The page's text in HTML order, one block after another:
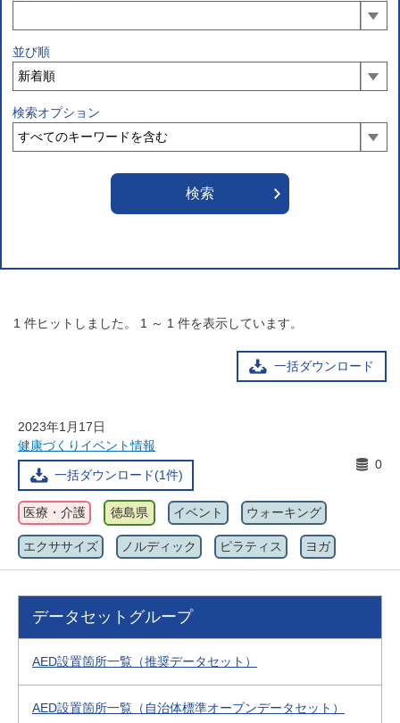
並び順
検索オプション
1 件ヒットしました。 1 ～ 1 件を表示しています。
一括ダウンロード
2023年1月17日
健康づくりイベント情報
一括ダウンロード(1件)
0
医療・介護 徳島県 イベント ウォーキング
エクササイズ ノルディック ピラティス ヨガ
データセットグループ
AED設置箇所一覧（推奨データセット）
AED設置箇所一覧（自治体標準オープンデータセット）